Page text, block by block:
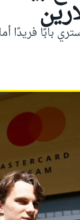
بابًا فريدًا